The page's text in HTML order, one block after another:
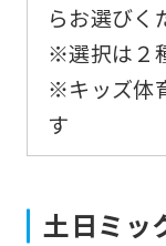
らお選びく
※選択は２
※キッズ体
す
土日ミッ